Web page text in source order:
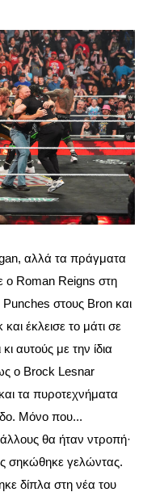
αλλά τα πράγματα
ο Roman Reigns στη
στους Bron και
έκλεισε το μάτι σε
αυτούς με την ίδια
ο Brock Lesnar
τα πυροτεχνήματα
Μόνο που...
θα ήταν ντροπή·
σηκώθηκε γελώντας.
δίπλα στη νέα του